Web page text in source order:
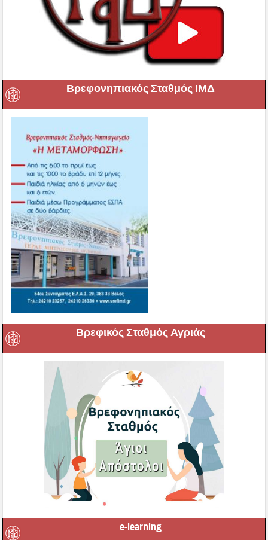
Βρεφονηπιακός Σταθμός ΙΜΔ
Βρεφικός Σταθμός Αγριάς
e-learning